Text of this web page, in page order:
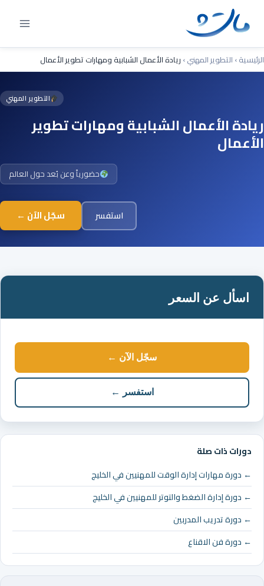
content
الرئيسية› التطوير المهني› ريادة الأعمال الشبابية ومهارات تطوير الأعمال
التطوير المهني
ريادة الأعمال الشبابية ومهارات تطوير
الأعمال
حضورياً وعن بُعد حول العالم
سجّل الآن ← استفسر
اسأل عن السعر
سجّل الآن ←
استفسر ←
دورات ذات صلة
← دورة مهارات إدارة الوقت للمهنيين في الخليج
← دورة إدارة الضغط والتوتر للمهنيين في الخليج
← دورة تدريب المدربين
← دورة فن الاقناع